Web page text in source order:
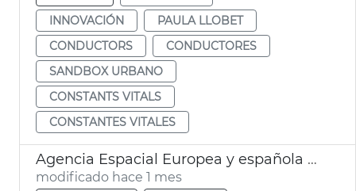
INNOVACIÓN
PAULA LLOBET
CONDUCTORS
CONDUCTORES
SANDBOX URBANO
CONSTANTS VITALS
CONSTANTES VITALES
Agencia Espacial Europea y española seleccionan València para sistema de alerta de inundaciones
modificado hace 1 mes